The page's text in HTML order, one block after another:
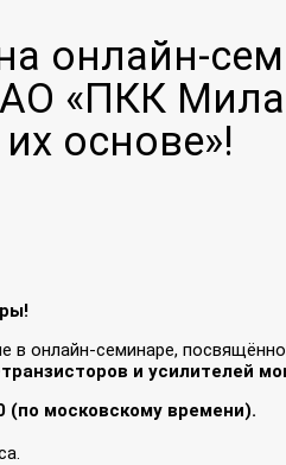
онлайн-
«ПКК
основе»!
в онлайн‑семинаре,
и усилителей
(по московскому времени).